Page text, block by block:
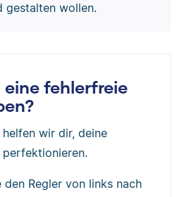
gestalten wollen.
fehlerfreie
wir dir, deine
den Regler von links nach